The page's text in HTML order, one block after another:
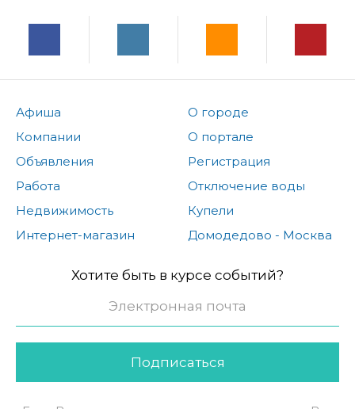
Афиша
Компании
Объявления
Работа
Недвижимость
Интернет-магазин
О городе
О портале
Регистрация
Отключение воды
Купели
Домодедово - Москва
Хотите быть в курсе событий?
Подписаться